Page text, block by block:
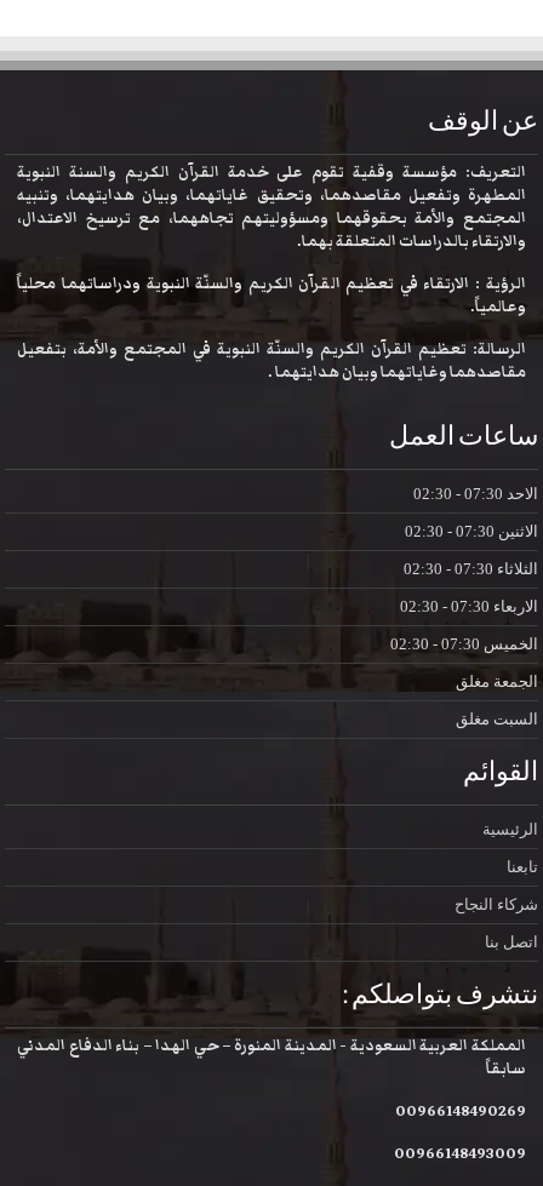
عن الوقف
التعريف: مؤسسة وقفية تقوم على خدمة القرآن الكريم والسنة النبوية
المطهرة وتفعيل مقاصدهما، وتحقيق غاياتهما، وبيان هدايتهما، وتنبيه
المجتمع والأمة بحقوقهما ومسؤوليتهم تجاههما، مع ترسيخ الاعتدال،
والارتقاء بالدراسات المتعلقة بهما.
الرؤية : الارتقاء في تعظيم القرآن الكريم والسنّة النبوية ودراساتهما محلياً
وعالمياً.
الرسالة: تعظيم القرآن الكريم والسنّة النبوية في المجتمع والأمة، بتفعيل
مقاصدهما وغاياتهما وبيان هدايتهما .
ساعات العمل
الاحد
الاثنين
الثلاثاء
الاربعاء
الخميس
الجمعة مغلق
السبت مغلق
القوائم
الرئيسية
تابعنا
شركاء النجاح
اتصل بنا
نتشرف بتواصلكم :
المملكة العربية السعودية - المدينة المنورة – حي الهدا – بناء الدفاع المدني
سابقاً
00966148490269
00966148493009